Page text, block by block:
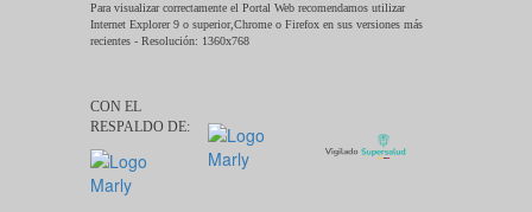
Para visualizar correctamente el Portal Web recomendamos utilizar
Internet Explorer 9 o superior,Chrome o Firefox en sus versiones más
recientes - Resolución: 1360x768
CON EL
RESPALDO DE: